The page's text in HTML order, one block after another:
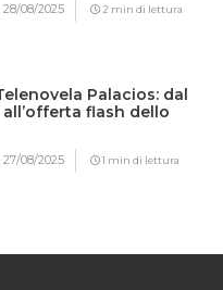
28/08/2025 2 min di lettura
Palacios: dal
flash dello
27/08/2025 1 min di lettura